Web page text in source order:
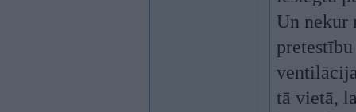
Un nekur
tā vietā,